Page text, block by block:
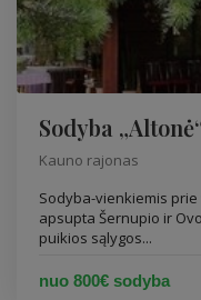
Sodyba
Kauno rajonas
Sodyba-vienkiemis
apsupta Šernupio ir
puikios sąlygos...
nuo 800€ sodyba